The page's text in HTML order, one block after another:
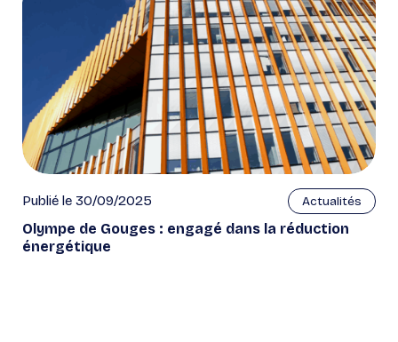
Publié le 30/09/2025 Actualités
Olympe de Gouges : engagé dans la réduction
énergétique